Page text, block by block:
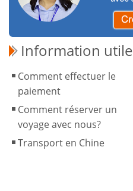
Information utile
Comment effectuer le
paiement
Comment réserver un
voyage avec nous?
Transport en Chine